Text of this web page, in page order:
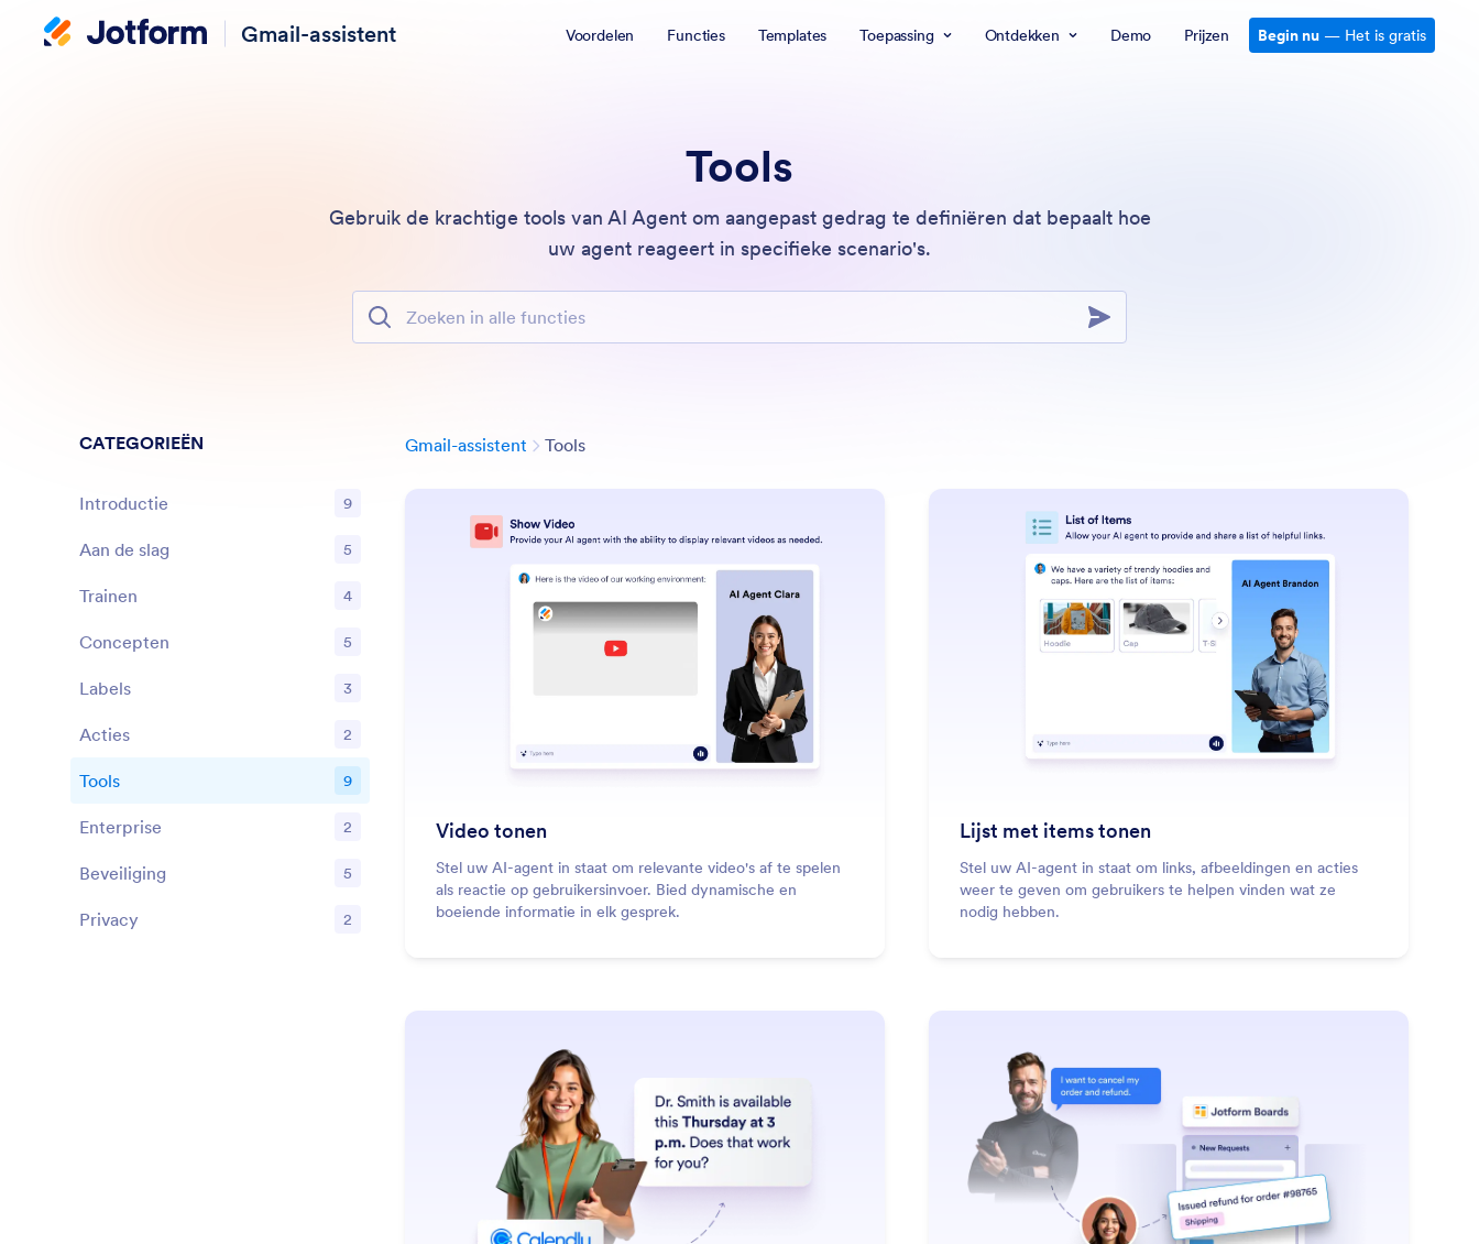
Gmail-assistent Voordelen Functies Templates Toepassing Ontdekken Demo Prijzen Begin nu — Het is gratis
Tools
Gebruik de krachtige tools van AI Agent om aangepast gedrag te definiëren dat bepaalt hoe
uw agent reageert in specifieke scenario's.
Zoeken in alle functies
Gmail-assistent ToolsCategorie
Lees meer : Show Video
Video tonen
Stel uw AI-agent in staat om relevante video's af te spelen
als reactie op gebruikersinvoer. Bied dynamische en
boeiende informatie in elk gesprek.
: Show List of Items
Lijst met items tonen
Stel uw AI-agent in staat om links, afbeeldingen en acties
weer te geven om gebruikers te helpen vinden wat ze
nodig hebben.
Lees meer: Calendly Lees meer: Create Task on Jotform Boards
CATEGORIEËN
Introductie 9
Functies
Aan de slag 5
Functies
Trainen 4
Functies
Concepten 5
Functies
Labels 3
Functies
Acties 2
Functies
Tools 9
Functies
Enterprise 2
Functies
Beveiliging 5
Functies
Privacy 2